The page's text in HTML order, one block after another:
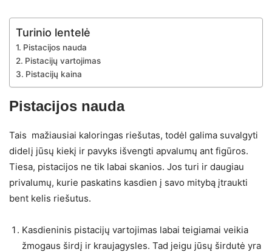
Turinio lentelė
Pistacijos nauda
Pistacijų vartojimas
Pistacijų kaina
Pistacijos nauda
Tais mažiausiai kaloringas riešutas, todėl galima suvalgyti
didelį jūsų kiekį ir pavyks išvengti apvalumų ant figūros.
Tiesa, pistacijos ne tik labai skanios. Jos turi ir daugiau
privalumų, kurie paskatins kasdien į savo mitybą įtraukti
bent kelis riešutus.
Kasdieninis pistacijų vartojimas labai teigiamai veikia
žmogaus širdį ir kraujagysles. Tad jeigu jūsų širdutė yra